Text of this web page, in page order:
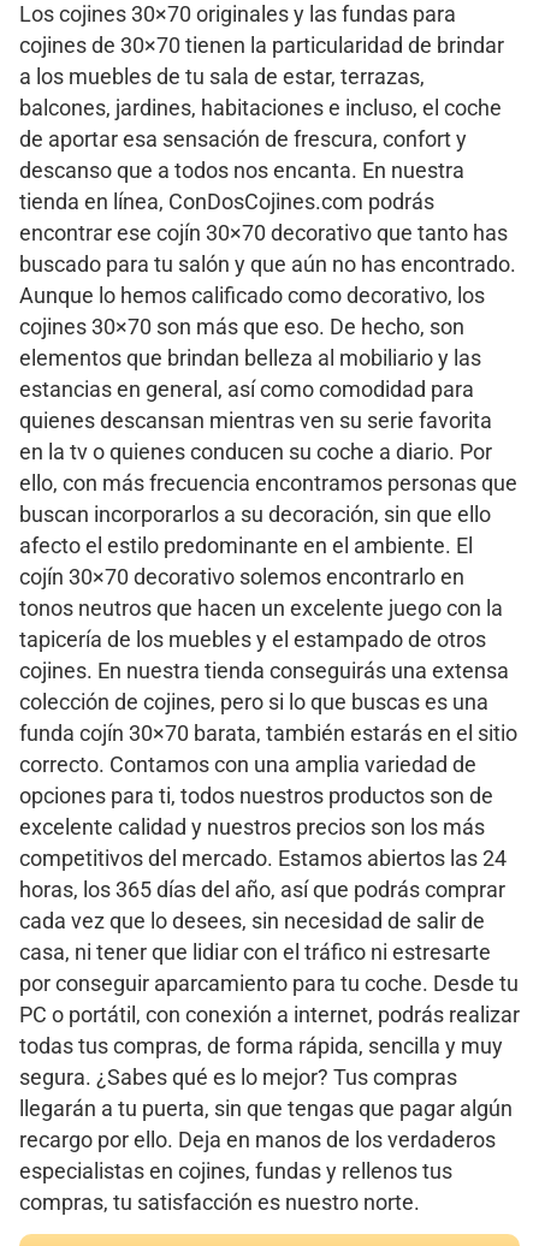
Los cojines 30×70 originales y las fundas para
cojines de 30×70 tienen la particularidad de brindar
a los muebles de tu sala de estar, terrazas,
balcones, jardines, habitaciones e incluso, el coche
de aportar esa sensación de frescura, confort y
descanso que a todos nos encanta. En nuestra
tienda en línea, ConDosCojines.com podrás
encontrar ese cojín 30×70 decorativo que tanto has
buscado para tu salón y que aún no has encontrado.
Aunque lo hemos calificado como decorativo, los
cojines 30×70 son más que eso. De hecho, son
elementos que brindan belleza al mobiliario y las
estancias en general, así como comodidad para
quienes descansan mientras ven su serie favorita
en la tv o quienes conducen su coche a diario. Por
ello, con más frecuencia encontramos personas que
buscan incorporarlos a su decoración, sin que ello
afecto el estilo predominante en el ambiente. El
cojín 30×70 decorativo solemos encontrarlo en
tonos neutros que hacen un excelente juego con la
tapicería de los muebles y el estampado de otros
cojines. En nuestra tienda conseguirás una extensa
colección de cojines, pero si lo que buscas es una
funda cojín 30×70 barata, también estarás en el sitio
correcto. Contamos con una amplia variedad de
opciones para ti, todos nuestros productos son de
excelente calidad y nuestros precios son los más
competitivos del mercado. Estamos abiertos las 24
horas, los 365 días del año, así que podrás comprar
cada vez que lo desees, sin necesidad de salir de
casa, ni tener que lidiar con el tráfico ni estresarte
por conseguir aparcamiento para tu coche. Desde tu
PC o portátil, con conexión a internet, podrás realizar
todas tus compras, de forma rápida, sencilla y muy
segura. ¿Sabes qué es lo mejor? Tus compras
llegarán a tu puerta, sin que tengas que pagar algún
recargo por ello. Deja en manos de los verdaderos
especialistas en cojines, fundas y rellenos tus
compras, tu satisfacción es nuestro norte.